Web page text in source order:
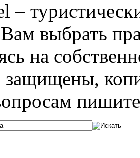
–
выбрать
на
защищены,